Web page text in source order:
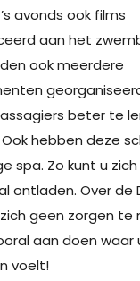
avonds ook films
aan het
ook meerdere
beter te
Ook hebben deze
spa. Zo kunt u
ontladen. Over de
geen zorgen te
aan doen waar
voelt!